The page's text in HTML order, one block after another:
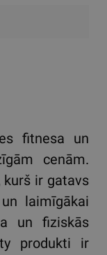
fitnesa un
cenām.
ir gatavs
laimīgākai
un fiziskās
produkti ir